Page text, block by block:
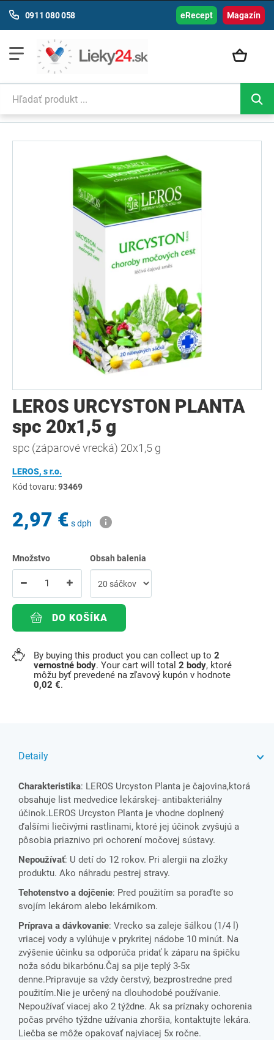
Magazín
0911 080 058 eRecept
LEROS URCYSTON PLANTA
spc 20x1,5 g
spc (záparové vrecká) 20x1,5 g
LEROS, s r.o.
Kód tovaru:93469
2,97 € s dph
Množstvo Obsah balenia
DO KOŠÍKA
By buying this product you can collect up to 2
vernostné body. Your cart will total 2 body, ktoré
môžu byť prevedené na zľavový kupón v hodnote
0,02 €.
Detaily
Charakteristika: LEROS Urcyston Planta je čajovina,ktorá
obsahuje list medvedice lekárskej- antibakteriálny
účinok.LEROS Urcyston Planta je vhodne doplnený
ďalšími liečivými rastlinami, ktoré jej účinok zvyšujú a
pôsobia priaznivo pri ochorení močovej sústavy.
Nepoužívať: U detí do 12 rokov. Pri alergii na zložky
produktu. Ako náhradu pestrej stravy.
Tehotenstvo a dojčenie: Pred použitím sa poraďte so
svojím lekárom alebo lekárnikom.
Príprava a dávkovanie: Vrecko sa zaleje šálkou (1/4 l)
vriacej vody a vylúhuje v prykritej nádobe 10 minút. Na
zvýšenie účinku sa odporúča pridať k záparu na špičku
noža sódu bikarbónu.Čaj sa pije teplý 3-5x
denne.Pripravuje sa vždy čerstvý, bezprostredne pred
použitím.Nie je určený na dlouhodobé používanie.
Nepoužívať viacej ako 2 týždne. Ak sa príznaky ochorenia
počas prvého týždne užívania zhoršia, kontaktujte lekára.
Liečba se môže opakovať najviacej 5x ročne.